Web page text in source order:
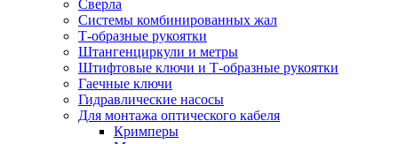
Сверла
Системы комбинированных жал
Т-образные рукоятки
Штангенциркули и метры
Штифтовые ключи и Т-образные рукоятки
Гаечные ключи
Гидравлические насосы
Для монтажа оптического кабеля
Кримперы